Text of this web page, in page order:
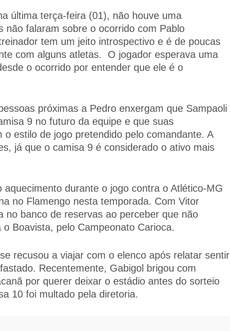
última terça-feira (01), não houve uma
não falaram sobre o ocorrido com Pablo
tem um jeito introspectivo e é de poucas
com alguns atletas. O jogador esperava uma
o ocorrido por entender que ele é o
próximas a Pedro enxergam que Sampaoli
9 no futuro da equipe e que suas
estilo de jogo pretendido pelo comandante. A
já que o camisa 9 é considerado o ativo mais
durante o jogo contra o Atlético-MG
no Flamengo nesta temporada. Com Vitor
no banco de reservas ao perceber que não
Boavista, pelo Campeonato Carioca.
recusou a viajar com o elenco após relatar sentir
Recentemente, Gabigol brigou com
por querer deixar o estádio antes do sorteio
10 foi multado pela diretoria.